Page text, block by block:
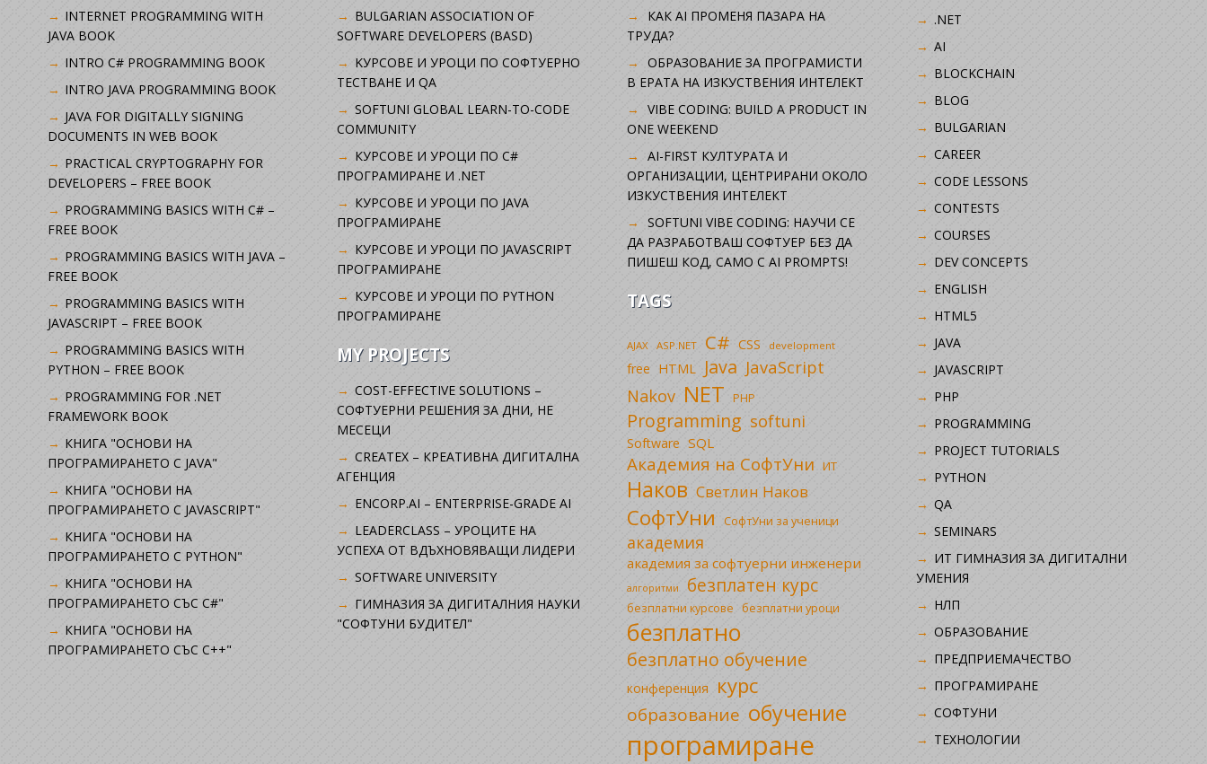
INTERNET PROGRAMMING WITH
JAVA BOOK
INTRO C# PROGRAMMING BOOK
INTRO JAVA PROGRAMMING BOOK
JAVA FOR DIGITALLY SIGNING
DOCUMENTS IN WEB BOOK
PRACTICAL CRYPTOGRAPHY FOR
DEVELOPERS – FREE BOOK
PROGRAMMING BASICS WITH C# –
FREE BOOK
PROGRAMMING BASICS WITH JAVA –
FREE BOOK
PROGRAMMING BASICS WITH
JAVASCRIPT – FREE BOOK
PROGRAMMING BASICS WITH
PYTHON – FREE BOOK
PROGRAMMING FOR .NET
FRAMEWORK BOOK
КНИГА "ОСНОВИ НА
ПРОГРАМИРАНЕТО С JAVA"
КНИГА "ОСНОВИ НА
ПРОГРАМИРАНЕТО С JAVASCRIPT"
КНИГА "ОСНОВИ НА
ПРОГРАМИРАНЕТО С PYTHON"
КНИГА "ОСНОВИ НА
ПРОГРАМИРАНЕТО СЪС C#"
КНИГА "ОСНОВИ НА
ПРОГРАМИРАНЕТО СЪС C++"
BULGARIAN ASSOCIATION OF
SOFTWARE DEVELOPERS (BASD)
KУРСОВЕ И УРОЦИ ПО СОФТУЕРНО
ТЕСТВАНЕ И QA
SOFTUNI GLOBAL LEARN-TO-CODE
COMMUNITY
КУРСОВЕ И УРОЦИ ПО C#
ПРОГРАМИРАНЕ И .NET
КУРСОВЕ И УРОЦИ ПО JAVA
ПРОГРАМИРАНЕ
КУРСОВЕ И УРОЦИ ПО JAVASCRIPT
ПРОГРАМИРАНЕ
КУРСОВЕ И УРОЦИ ПО PYTHON
ПРОГРАМИРАНЕ
MY PROJECTS
COST-EFFECTIVE SOLUTIONS –
СОФТУЕРНИ РЕШЕНИЯ ЗА ДНИ, НЕ
МЕСЕЦИ
CREATEX – КРЕАТИВНА ДИГИТАЛНА
АГЕНЦИЯ
ENCORP.AI – ENTERPRISE-GRADE AI
LEADERCLASS – УРОЦИТЕ НА
УСПЕХА ОТ ВДЪХНОВЯВАЩИ ЛИДЕРИ
SOFTWARE UNIVERSITY
ГИМНАЗИЯ ЗА ДИГИТАЛНИЯ НАУКИ
"СОФТУНИ БУДИТЕЛ"
КАК AI ПРОМЕНЯ ПАЗАРА НА
ТРУДА?
ОБРАЗОВАНИЕ ЗА ПРОГРАМИСТИ
В ЕРАТА НА ИЗКУСТВЕНИЯ ИНТЕЛЕКТ
VIBE CODING: BUILD A PRODUCT IN
ONE WEEKEND
AI-FIRST КУЛТУРАТА И
ОРГАНИЗАЦИИ, ЦЕНТРИРАНИ ОКОЛО
ИЗКУСТВЕНИЯ ИНТЕЛЕКТ
SOFTUNI VIBE CODING: НАУЧИ СЕ
ДА РАЗРАБОТВАШ СОФТУЕР БЕЗ ДА
ПИШЕШ КОД, САМО С AI PROMPTS!
TAGS
AJAX ASP.NET C# CSS development
free HTML Java JavaScript
Nakov NET PHP
Programming softuni
Software SQL
Академия на СофтУни ИТ
Наков Светлин Наков
СофтУни СофтУни за ученици
академия
академия за софтуерни инженери
алгоритми безплатен курс
безплатни курсове безплатни уроци
безплатно
безплатно обучение
конференция курс
образование обучение
програмиране
.NET
AI
BLOCKCHAIN
BLOG
BULGARIAN
CAREER
CODE LESSONS
CONTESTS
COURSES
DEV CONCEPTS
ENGLISH
HTML5
JAVA
JAVASCRIPT
PHP
PROGRAMMING
PROJECT TUTORIALS
PYTHON
QA
SEMINARS
ИТ ГИМНАЗИЯ ЗА ДИГИТАЛНИ
УМЕНИЯ
НЛП
ОБРАЗОВАНИЕ
ПРЕДПРИЕМАЧЕСТВО
ПРОГРАМИРАНЕ
СОФТУНИ
ТЕХНОЛОГИИ